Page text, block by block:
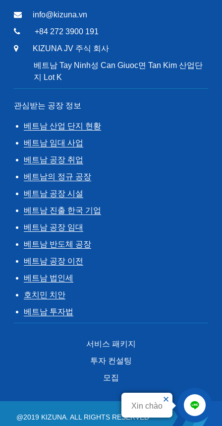
Xin chào
info@kizuna.vn
+84 272 3900 191
KIZUNA JV 주식 회사
베트남 Tay Ninh성 Can Giuoc면 Tan Kim 산업단
지 Lot K
관심받는 공장 정보
베트남 산업 단지 현황
베트남 임대 사업
베트남 공장 취업
베트남의 정규 공장
베트남 공장 시설
베트남 진출 한국 기업
베트남 공장 임대
베트남 반도체 공장
베트남 공장 이전
베트남 법인세
호치민 치안
베트남 투자법
서비스 패키지
투자 컨설팅
모집
@2019 KIZUNA. ALL RIGHTS RESERVED